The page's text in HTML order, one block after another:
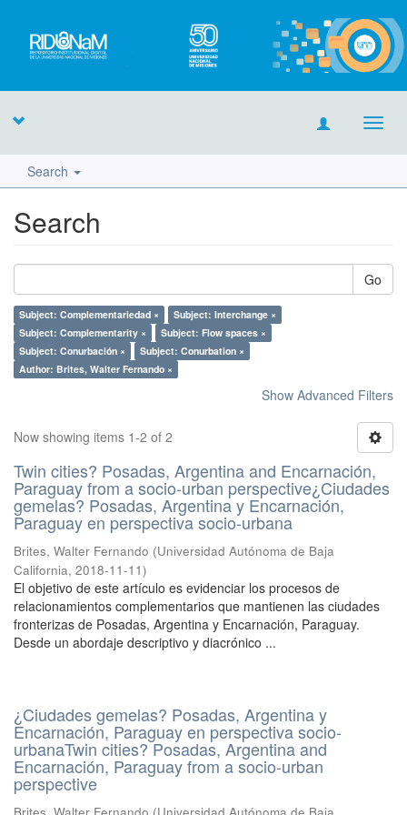
Search
Search
Go
Subject: Complementariedad ×
Subject: Interchange ×
Subject: Complementarity ×
Subject: Flow spaces ×
Subject: Conurbación ×
Subject: Conurbation ×
Author: Brites, Walter Fernando ×
Show Advanced Filters
Now showing items 1-2 of 2
Twin cities? Posadas, Argentina and Encarnación,
Paraguay from a socio-urban perspective¿Ciudades
gemelas? Posadas, Argentina y Encarnación,
Paraguay en perspectiva socio-urbana
Brites, Walter Fernando (Universidad Autónoma de Baja
California, 2018-11-11)
El objetivo de este artículo es evidenciar los procesos de
relacionamientos complementarios que mantienen las ciudades
fronterizas de Posadas, Argentina y Encarnación, Paraguay.
Desde un abordaje descriptivo y diacrónico ...
¿Ciudades gemelas? Posadas, Argentina y
Encarnación, Paraguay en perspectiva socio-
urbanaTwin cities? Posadas, Argentina and
Encarnación, Paraguay from a socio-urban
perspective